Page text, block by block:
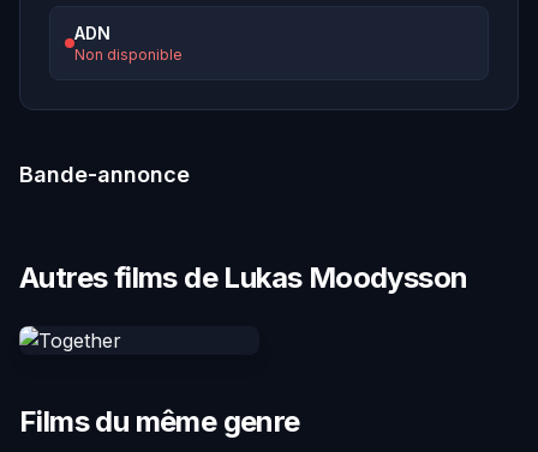
ADN
Non disponible
Bande-annonce
Autres films de Lukas Moodysson
Films du même genre